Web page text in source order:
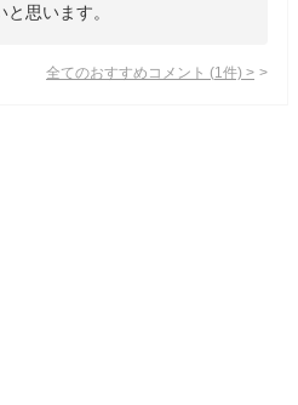
思います。
全てのおすすめコメント (1 件) >